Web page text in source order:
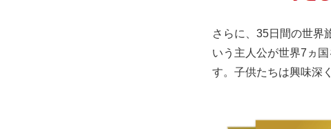
さらに、35日間の世界
いう主人公が世界7ヵ
す。子供たちは興味深